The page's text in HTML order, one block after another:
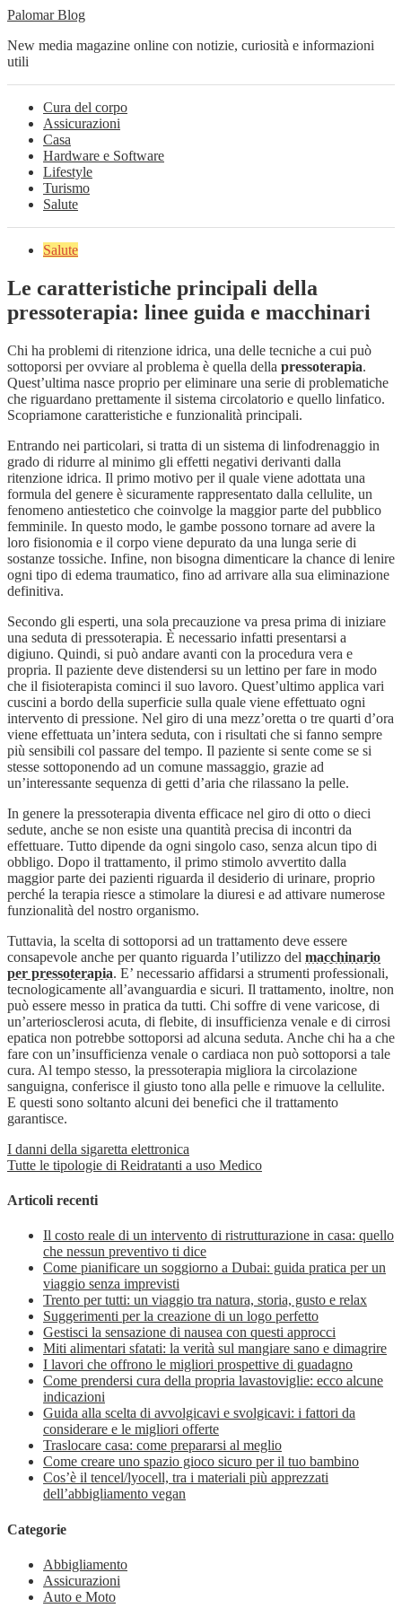
Palomar Blog
New media magazine online con notizie, curiosità e informazioni
utili
Cura del corpo
Assicurazioni
Casa
Hardware e Software
Lifestyle
Turismo
Salute
Salute
Le caratteristiche principali della
pressoterapia: linee guida e macchinari
Chi ha problemi di ritenzione idrica, una delle tecniche a cui può
sottoporsi per ovviare al problema è quella della pressoterapia.
Quest’ultima nasce proprio per eliminare una serie di problematiche
che riguardano prettamente il sistema circolatorio e quello linfatico.
Scopriamone caratteristiche e funzionalità principali.
Entrando nei particolari, si tratta di un sistema di linfodrenaggio in
grado di ridurre al minimo gli effetti negativi derivanti dalla
ritenzione idrica. Il primo motivo per il quale viene adottata una
formula del genere è sicuramente rappresentato dalla cellulite, un
fenomeno antiestetico che coinvolge la maggior parte del pubblico
femminile. In questo modo, le gambe possono tornare ad avere la
loro fisionomia e il corpo viene depurato da una lunga serie di
sostanze tossiche. Infine, non bisogna dimenticare la chance di lenire
ogni tipo di edema traumatico, fino ad arrivare alla sua eliminazione
definitiva.
Secondo gli esperti, una sola precauzione va presa prima di iniziare
una seduta di pressoterapia. È necessario infatti presentarsi a
digiuno. Quindi, si può andare avanti con la procedura vera e
propria. Il paziente deve distendersi su un lettino per fare in modo
che il fisioterapista cominci il suo lavoro. Quest’ultimo applica vari
cuscini a bordo della superficie sulla quale viene effettuato ogni
intervento di pressione. Nel giro di una mezz’oretta o tre quarti d’ora
viene effettuata un’intera seduta, con i risultati che si fanno sempre
più sensibili col passare del tempo. Il paziente si sente come se si
stesse sottoponendo ad un comune massaggio, grazie ad
un’interessante sequenza di getti d’aria che rilassano la pelle.
In genere la pressoterapia diventa efficace nel giro di otto o dieci
sedute, anche se non esiste una quantità precisa di incontri da
effettuare. Tutto dipende da ogni singolo caso, senza alcun tipo di
obbligo. Dopo il trattamento, il primo stimolo avvertito dalla
maggior parte dei pazienti riguarda il desiderio di urinare, proprio
perché la terapia riesce a stimolare la diuresi e ad attivare numerose
funzionalità del nostro organismo.
Tuttavia, la scelta di sottoporsi ad un trattamento deve essere
consapevole anche per quanto riguarda l’utilizzo del macchinario
per pressoterapia. E’ necessario affidarsi a strumenti professionali,
tecnologicamente all’avanguardia e sicuri. Il trattamento, inoltre, non
può essere messo in pratica da tutti. Chi soffre di vene varicose, di
un’arteriosclerosi acuta, di flebite, di insufficienza venale e di cirrosi
epatica non potrebbe sottoporsi ad alcuna seduta. Anche chi ha a che
fare con un’insufficienza venale o cardiaca non può sottoporsi a tale
cura. Al tempo stesso, la pressoterapia migliora la circolazione
sanguigna, conferisce il giusto tono alla pelle e rimuove la cellulite.
E questi sono soltanto alcuni dei benefici che il trattamento
garantisce.
I danni della sigaretta elettronica
Tutte le tipologie di Reidratanti a uso Medico
Articoli recenti
Il costo reale di un intervento di ristrutturazione in casa: quello
che nessun preventivo ti dice
Come pianificare un soggiorno a Dubai: guida pratica per un
viaggio senza imprevisti
Trento per tutti: un viaggio tra natura, storia, gusto e relax
Suggerimenti per la creazione di un logo perfetto
Gestisci la sensazione di nausea con questi approcci
Miti alimentari sfatati: la verità sul mangiare sano e dimagrire
I lavori che offrono le migliori prospettive di guadagno
Come prendersi cura della propria lavastoviglie: ecco alcune
indicazioni
Guida alla scelta di avvolgicavi e svolgicavi: i fattori da
considerare e le migliori offerte
Traslocare casa: come prepararsi al meglio
Come creare uno spazio gioco sicuro per il tuo bambino
Cos’è il tencel/lyocell, tra i materiali più apprezzati
dell’abbigliamento vegan
Categorie
Abbigliamento
Assicurazioni
Auto e Moto